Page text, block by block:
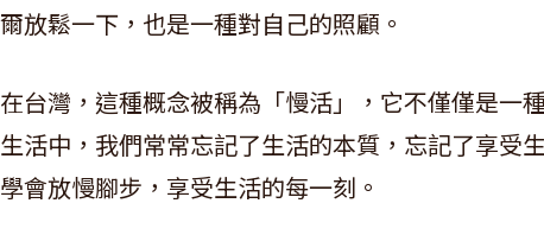
爾放鬆一下，也是一種對自己的照顧。
在台灣，這種概念被稱為「慢活」，它不僅僅是一
生活中，我們常常忘記了生活的本質，忘記了享受
學會放慢腳步，享受生活的每一刻。